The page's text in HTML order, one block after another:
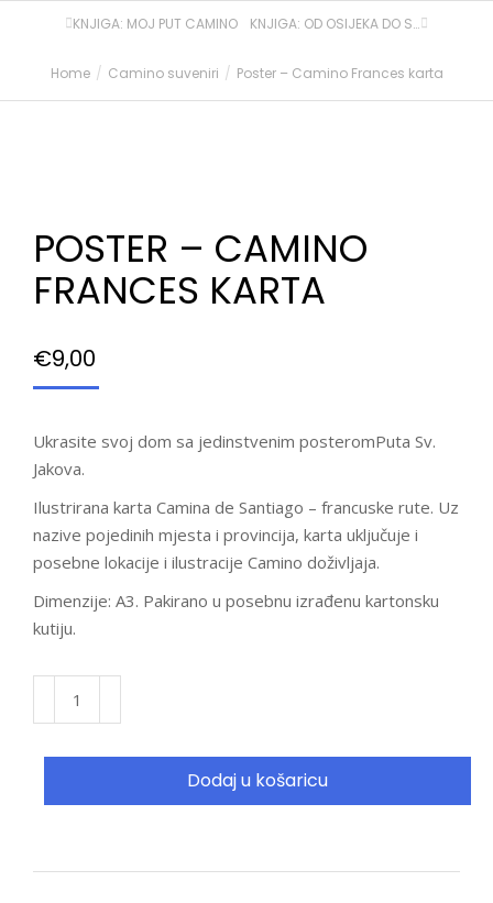
You are here:
Home Camino suveniri Poster – Camino Frances karta
KNJIGA: MOJ PUT CAMINO KNJIGA: OD OSIJEKA DO SANTIAGO DE COMPOSTELE
POSTER – CAMINO
FRANCES KARTA
€9,00
Ukrasite svoj dom sa jedinstvenim posteromPuta Sv.
Jakova.
Ilustrirana karta Camina de Santiago – francuske rute. Uz
nazive pojedinih mjesta i provincija, karta uključuje i
posebne lokacije i ilustracije Camino doživljaja.
Dimenzije: A3. Pakirano u posebnu izrađenu kartonsku
kutiju.
Dodaj u košaricu